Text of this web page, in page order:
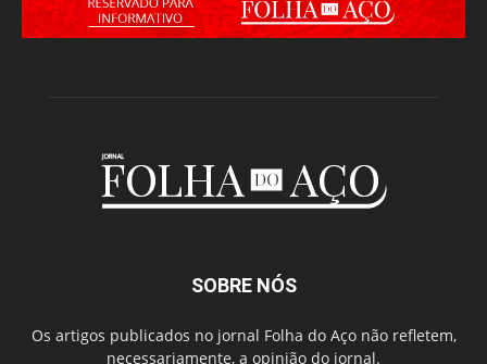
SOBRE NÓS
Os artigos publicados no jornal Folha do Aço não refletem,
necessariamente, a opinião do jornal.